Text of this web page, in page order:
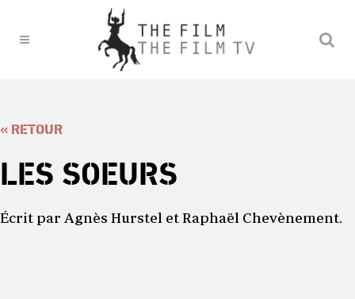
« RETOUR
LES SOEURS
Écrit par Agnès Hurstel et Raphaël Chevènement.